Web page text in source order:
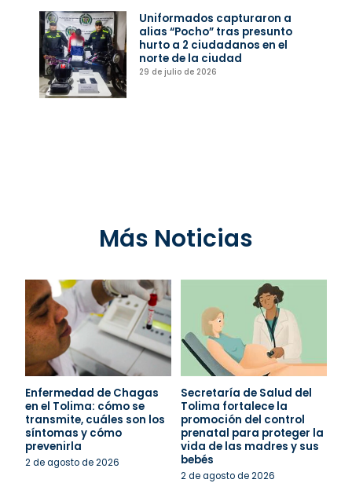
Uniformados capturaron a
alias “Pocho” tras presunto
hurto a 2 ciudadanos en el
norte de la ciudad
29 de julio de 2026
Más Noticias
Enfermedad de Chagas
en el Tolima: cómo se
transmite, cuáles son los
síntomas y cómo
prevenirla
2 de agosto de 2026
Secretaría de Salud del
Tolima fortalece la
promoción del control
prenatal para proteger la
vida de las madres y sus
bebés
2 de agosto de 2026